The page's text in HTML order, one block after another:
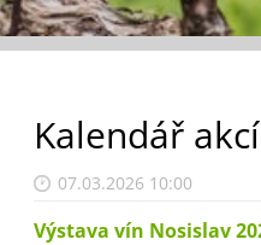
Kalendář akcí
07.03.2026 10:00
Výstava vín Nosislav